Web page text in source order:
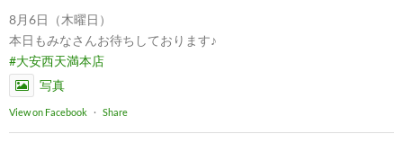
8月6日（木曜日）
本日もみなさんお待ちしております♪
#大安西天満本店
写真
View on Facebook · Share